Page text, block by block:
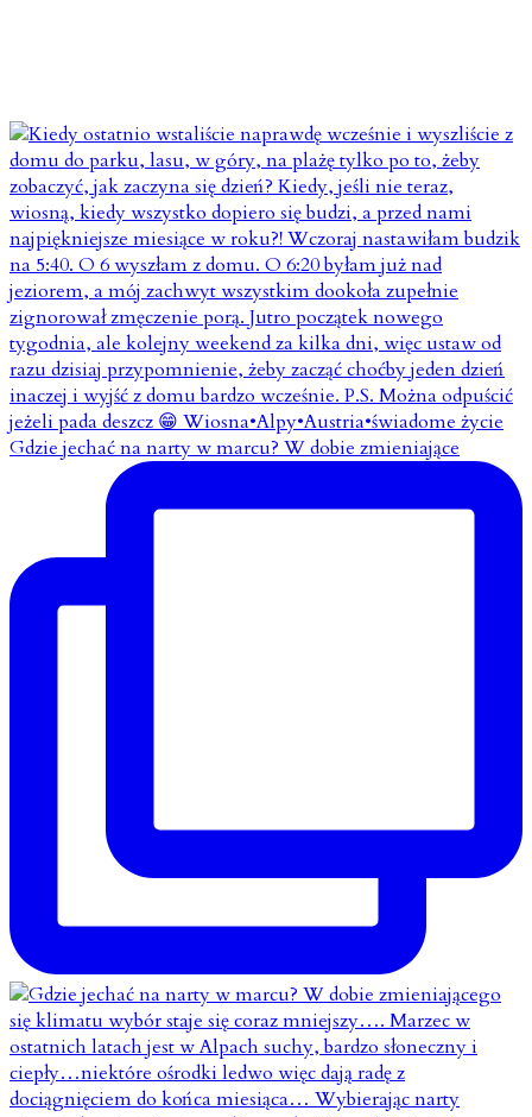
Gdzie jechać na narty w marcu? W dobie zmieniające